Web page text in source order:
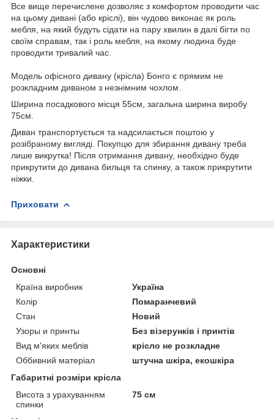
Все вище перечислене дозволяє з комфортом проводити час
на цьому дивані (або кріслі), він чудово виконає як роль
мебля, на який будуть сідати на пару хвилин в далі бігти по
своїм справам, так і роль мебля, на якому людина буде
проводити тривалий час.
Модель офісного дивану (крісла) Бонго є прямим не
розкладним диваном з незнімним чохлом.
Ширина посадкового місця 55см, загальна ширина виробу
75см.
Диван транспортується та надсилається поштою у
розібраному вигляді. Покупцю для збирання дивану треба
лише викрутка! Після отримання дивану, необхідно буде
прикрутити до дивана бильця та спинку, а також прикрутити
ніжки.
Приховати
Характеристики
Основні
Країна виробник
Україна
Колір
Помаранчевий
Стан
Новий
Узоры и принты
Без візерунків і принтів
Вид м'яких меблів
крісло не розкладне
Оббивний матеріал
штучна шкіра, екошкіра
Габаритні розміри крісла
Висота з урахуванням
спинки
75 см